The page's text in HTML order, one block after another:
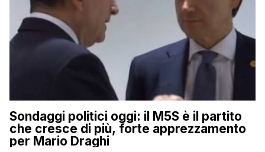
Sondaggi politici oggi: il M5S è il partito
che cresce di più, forte apprezzamento
per Mario Draghi